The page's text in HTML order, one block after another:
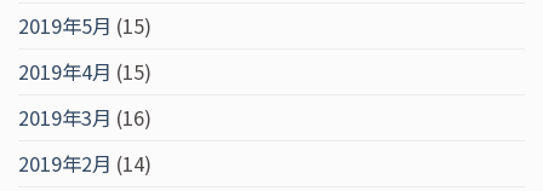
2019年5月 (15)
2019年4月 (15)
2019年3月 (16)
2019年2月 (14)